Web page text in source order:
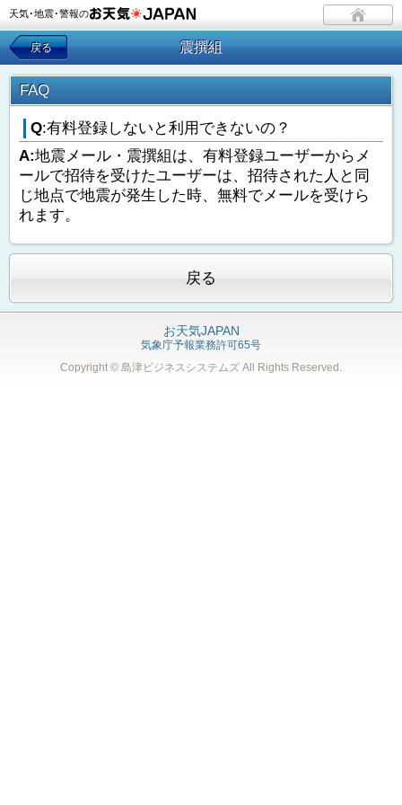
天気･地震･警報の
戻る 震撰組
FAQ
Q:有料登録しないと利用できないの？
A:地震メール・震撰組は、有料登録ユーザーからメ
ールで招待を受けたユーザーは、招待された人と同
じ地点で地震が発生した時、無料でメールを受けら
れます。
戻る
お天気JAPAN
気象庁予報業務許可65号
Copyright © 島津ビジネスシステムズ All Rights Reserved.